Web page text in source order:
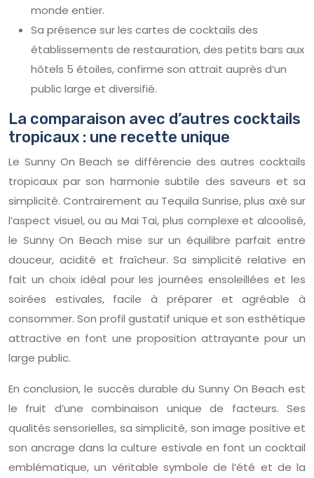
monde entier.
Sa présence sur les cartes de cocktails des
établissements de restauration, des petits bars aux
hôtels 5 étoiles, confirme son attrait auprès d’un
public large et diversifié.
La comparaison avec d’autres cocktails
tropicaux : une recette unique
Le Sunny On Beach se différencie des autres cocktails
tropicaux par son harmonie subtile des saveurs et sa
simplicité. Contrairement au Tequila Sunrise, plus axé sur
l’aspect visuel, ou au Mai Tai, plus complexe et alcoolisé,
le Sunny On Beach mise sur un équilibre parfait entre
douceur, acidité et fraîcheur. Sa simplicité relative en
fait un choix idéal pour les journées ensoleillées et les
soirées estivales, facile à préparer et agréable à
consommer. Son profil gustatif unique et son esthétique
attractive en font une proposition attrayante pour un
large public.
En conclusion, le succès durable du Sunny On Beach est
le fruit d’une combinaison unique de facteurs. Ses
qualités sensorielles, sa simplicité, son image positive et
son ancrage dans la culture estivale en font un cocktail
emblématique, un véritable symbole de l’été et de la